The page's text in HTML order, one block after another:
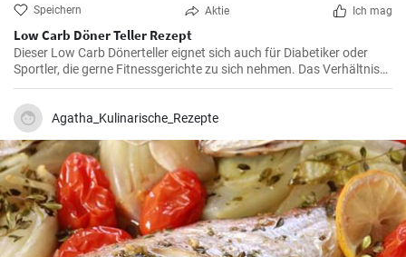
Speichern Aktie Ich mag
Low Carb Döner Teller Rezept
Dieser Low Carb Dönerteller eignet sich auch für Diabetiker oder
Sportler, die gerne Fitnessgerichte zu sich nehmen. Das Verhältnis
und die Fleischsorten können frei kombiniert werden.
Agatha_Kulinarische_Rezepte